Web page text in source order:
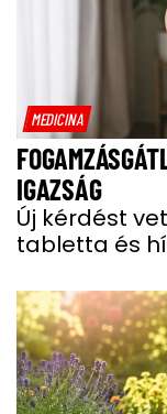
MEDICINA
IGAZSÁG
Új kérdést
tabletta és